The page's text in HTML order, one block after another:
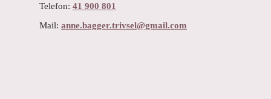
Telefon: 41 900 801
Mail: anne.bagger.trivsel@gmail.com